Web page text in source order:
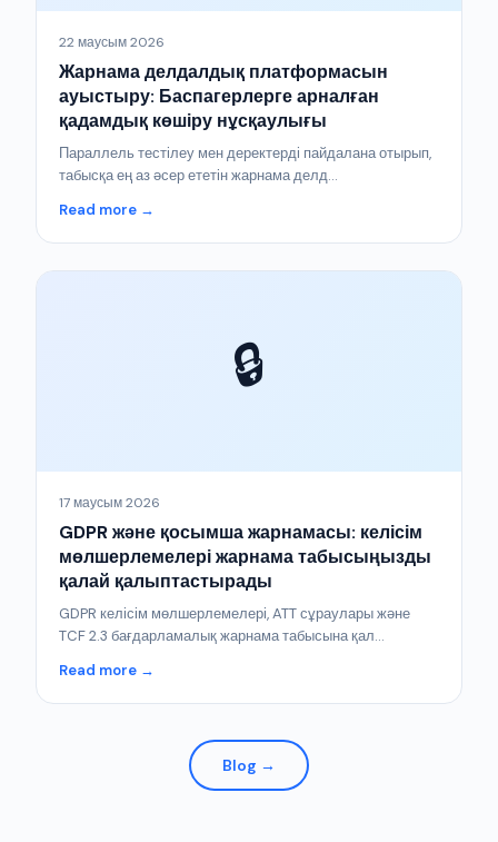
22 маусым 2026
Жарнама делдалдық платформасын
ауыстыру: Баспагерлерге арналған
қадамдық көшіру нұсқаулығы
Параллель тестілеу мен деректерді пайдалана отырып,
табысқа ең аз әсер ететін жарнама делд...
Read more →
🔒
17 маусым 2026
GDPR және қосымша жарнамасы: келісім
мөлшерлемелері жарнама табысыңызды
қалай қалыптастырады
GDPR келісім мөлшерлемелері, ATT сұраулары және
TCF 2.3 бағдарламалық жарнама табысына қал...
Read more →
Blog →